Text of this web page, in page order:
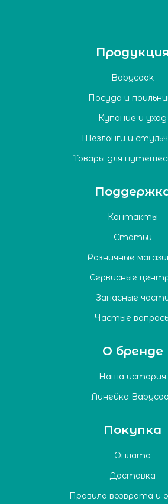
Продукция
Babycook
Посуда и
Купание и уход
Шезлонги и
Товары для
Контакты
Статьи
Розничные
Сервисные
Запасные
Частые
О бренде
Наша история
Линейка
Покупка
Оплата
Доставка
Правила возврата и